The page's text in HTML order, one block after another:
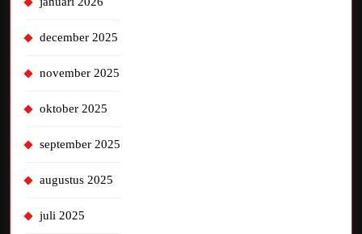
december 2025
november 2025
oktober 2025
september 2025
augustus 2025
juli 2025